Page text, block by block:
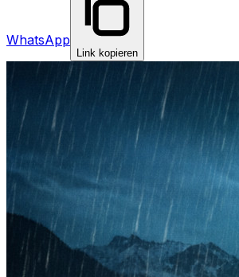
WhatsApp
Link kopieren